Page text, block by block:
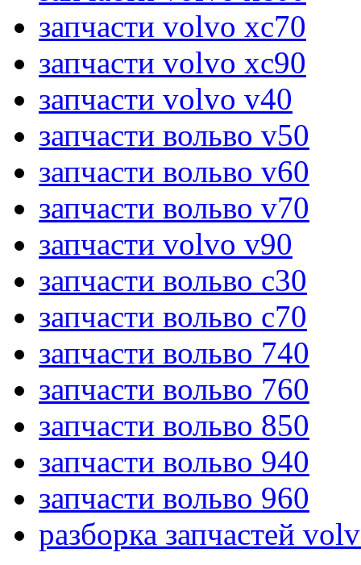
запчасти volvo xc70
запчасти volvo xc90
запчасти volvo v40
запчасти вольво v50
запчасти вольво v60
запчасти вольво v70
запчасти volvo v90
запчасти вольво c30
запчасти вольво c70
запчасти вольво 740
запчасти вольво 760
запчасти вольво 850
запчасти вольво 940
запчасти вольво 960
разборка запчастей